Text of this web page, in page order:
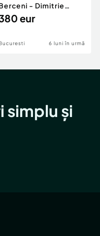
- Dimitrie
eur
6 luni în urmă
simplu și